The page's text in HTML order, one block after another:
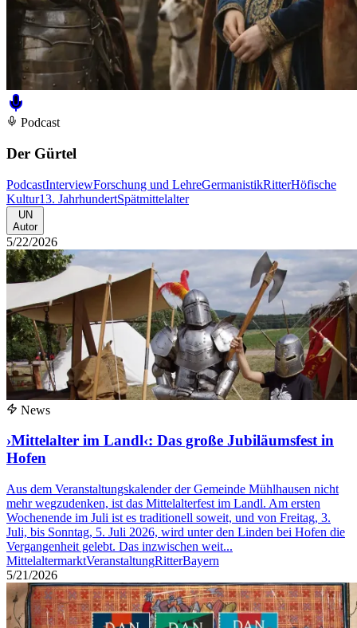
Podcast
Der Gürtel
PodcastInterviewForschung und LehreGermanistikRitterHöfische
Kultur13. JahrhundertSpätmittelalter
UN
Autor
5/22/2026
News
›Mittelalter im Landl‹: Das große Jubiläumsfest in
Hofen
Aus dem Veranstaltungskalender der Gemeinde Mühlhausen nicht
mehr wegzudenken, ist das Mittelalterfest im Landl. Am ersten
Wochenende im Juli ist es traditionell soweit, und von Freitag, 3.
Juli, bis Sonntag, 5. Juli 2026, wird unter den Linden bei Hofen die
Vergangenheit gelebt. Das inzwischen weit...
MittelaltermarktVeranstaltungRitterBayern
5/21/2026